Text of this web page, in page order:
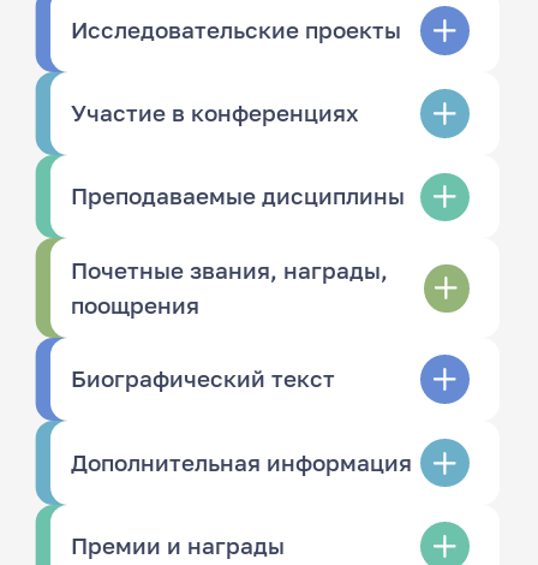
Исследовательские проекты
Участие в конференциях
Преподаваемые дисциплины
Почетные звания, награды,
поощрения
Биографический текст
Дополнительная информация
Премии и награды